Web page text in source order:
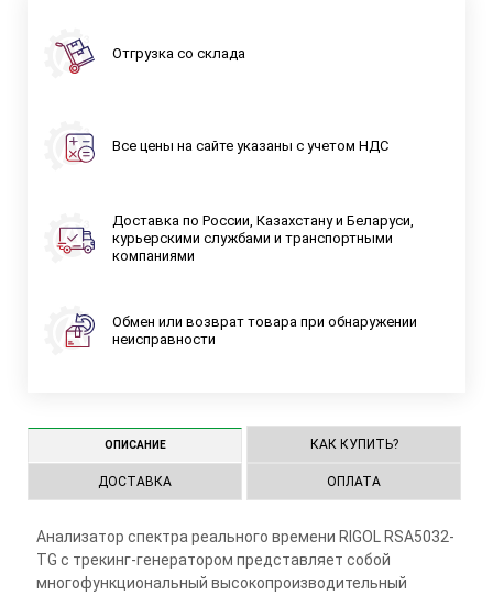
Отгрузка со склада
Все цены на сайте указаны с учетом НДС
Доставка по России, Казахстану и Беларуси,
курьерскими службами и транспортными
компаниями
Обмен или возврат товара при обнаружении
неисправности
ОПИСАНИЕ КАК КУПИТЬ?
ДОСТАВКА ОПЛАТА
Анализатор спектра реального времени RIGOL RSA5032-
TG с трекинг-генератором представляет собой
многофункциональный высокопроизводительный